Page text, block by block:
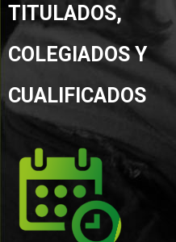
TITULADOS,
COLEGIADOS Y
CUALIFICADOS